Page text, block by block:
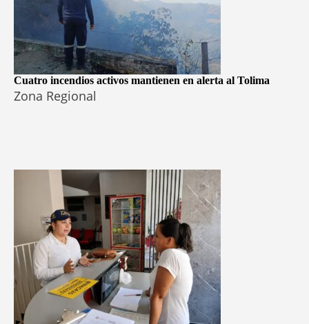
Cuatro incendios activos mantienen en alerta al Tolima
Zona Regional